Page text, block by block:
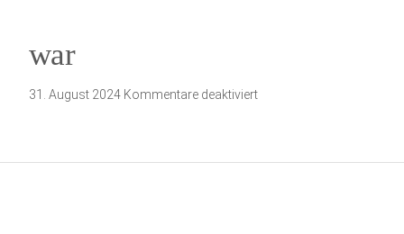
war
31. August 2024 Kommentare deaktiviertfür